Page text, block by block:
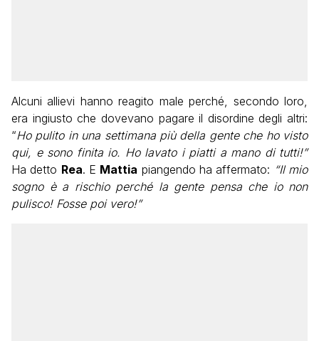
Alcuni allievi hanno reagito male perché, secondo loro,
era ingiusto che dovevano pagare il disordine degli altri:
“Ho pulito in una settimana più della gente che ho visto
qui, e sono finita io. Ho lavato i piatti a mano di tutti!”
Ha detto Rea. E Mattia piangendo ha affermato: “Il mio
sogno è a rischio perché la gente pensa che io non
pulisco! Fosse poi vero!”